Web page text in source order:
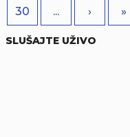
30 ... › »
SLUŠAJTE UŽIVO